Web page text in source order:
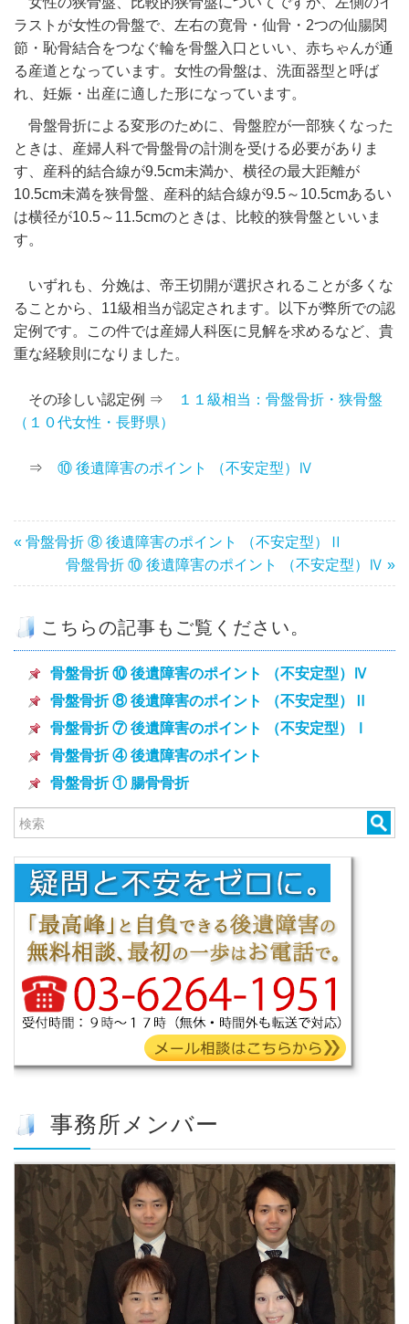
ラストが女性の骨盤で、左右の寛骨・仙骨・2つの仙腸関
節・恥骨結合をつなぐ輪を骨盤入口といい、赤ちゃんが通
る産道となっています。女性の骨盤は、洗面器型と呼ば
れ、妊娠・出産に適した形になっています。
骨盤骨折による変形のために、骨盤腔が一部狭くなった
ときは、産婦人科で骨盤骨の計測を受ける必要がありま
す、産科的結合線が9.5cm未満か、横径の最大距離が
10.5cm未満を狭骨盤、産科的結合線が9.5～10.5cmあるい
は横径が10.5～11.5cmのときは、比較的狭骨盤といいま
す。
いずれも、分娩は、帝王切開が選択されることが多くな
ることから、11級相当が認定されます。以下が弊所での認
定例です。この件では産婦人科医に見解を求めるなど、貴
重な経験則になりました。
その珍しい認定例 ⇒
１１級相当：骨盤骨折・狭骨盤
（１０代女性・長野県）
⇒ ⑩ 後遺障害のポイント （不安定型）Ⅳ
« 骨盤骨折 ⑧ 後遺障害のポイント （不安定型）Ⅱ
骨盤骨折 ⑩ 後遺障害のポイント （不安定型）Ⅳ »
こちらの記事もご覧ください。
骨盤骨折 ⑩ 後遺障害のポイント （不安定型）Ⅳ
骨盤骨折 ⑧ 後遺障害のポイント （不安定型）Ⅱ
骨盤骨折 ⑦ 後遺障害のポイント （不安定型）Ⅰ
骨盤骨折 ④ 後遺障害のポイント
骨盤骨折 ① 腸骨骨折
事務所メンバー